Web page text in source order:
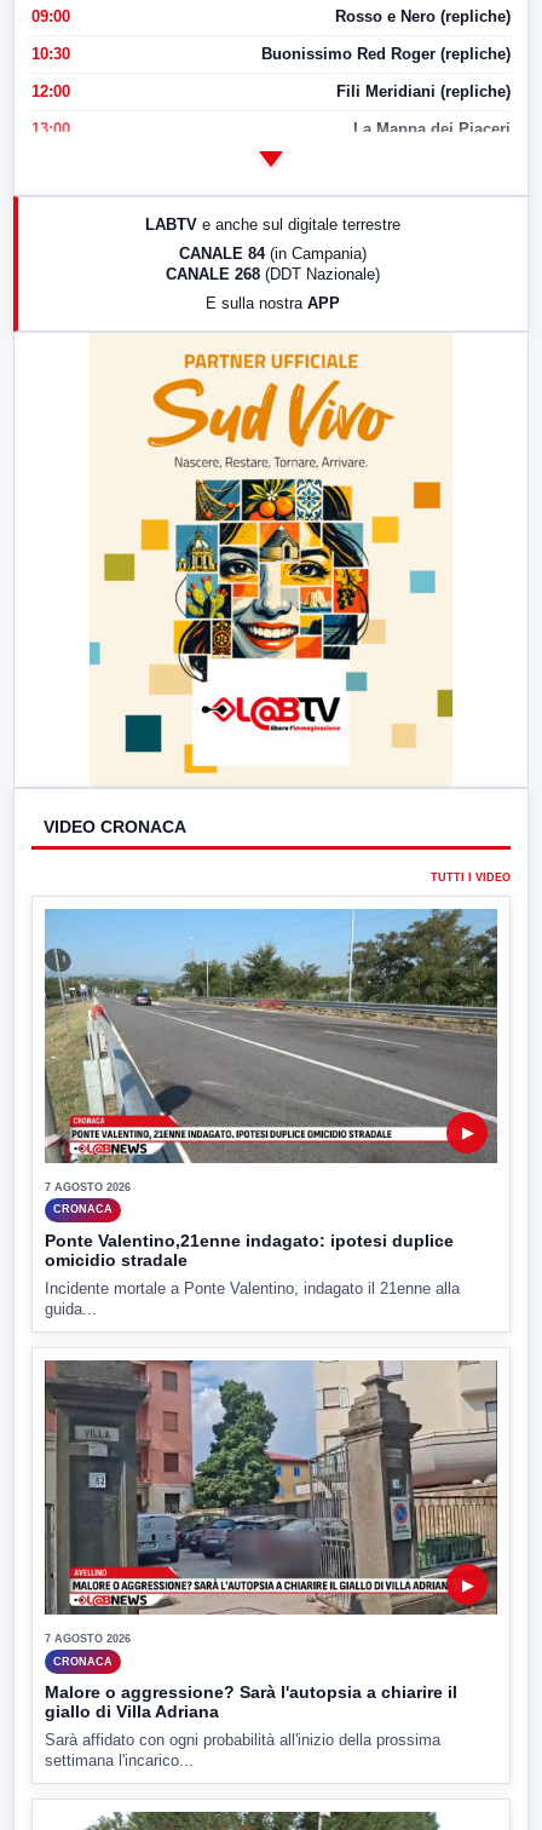
09:00 Rosso e Nero (repliche)
10:30 Buonissimo Red Roger (repliche)
12:00 Fili Meridiani (repliche)
13:00 La Mappa dei Piaceri
17:00 LabNews (replica)
LABTV e anche sul digitale terrestre
CANALE 84 (in Campania)
CANALE 268 (DDT Nazionale)
E sulla nostra APP
VIDEO CRONACA
TUTTI I VIDEO
▶
7 AGOSTO 2026
CRONACA
Ponte Valentino,21enne indagato: ipotesi duplice
omicidio stradale
Incidente mortale a Ponte Valentino, indagato il 21enne alla
guida...
▶
7 AGOSTO 2026
CRONACA
Malore o aggressione? Sarà l'autopsia a chiarire il
giallo di Villa Adriana
Sarà affidato con ogni probabilità all'inizio della prossima
settimana l'incarico...